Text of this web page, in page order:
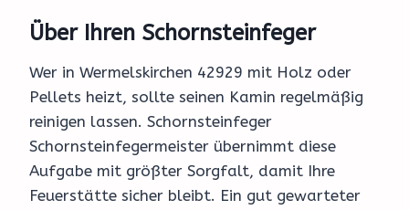
Über Ihren Schornsteinfeger
Wer in Wermelskirchen 42929 mit Holz oder
Pellets heizt, sollte seinen Kamin regelmäßig
reinigen lassen. Schornsteinfeger
Schornsteinfegermeister übernimmt diese
Aufgabe mit größter Sorgfalt, damit Ihre
Feuerstätte sicher bleibt. Ein gut gewarteter